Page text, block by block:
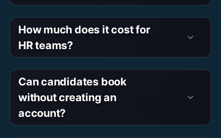
How much does it cost for
HR teams?
keyboard_arrow_down
Can candidates book
without creating an
account?
keyboard_arrow_down